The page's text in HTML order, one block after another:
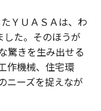
ＹＵＡＳＡは、わ
た。そのほうが
驚きを生み出せる
作機械、住宅環
ニーズを捉えなが